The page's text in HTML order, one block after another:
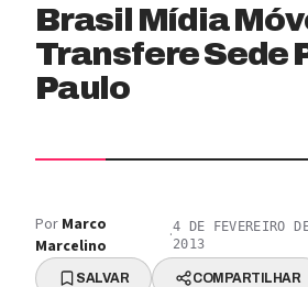
Brasil Mídia
Transfere Sede
Paulo
Por Marco
Marcelino
·4 DE FEVEREIRO
2013
SALVAR COMPARTILHAR